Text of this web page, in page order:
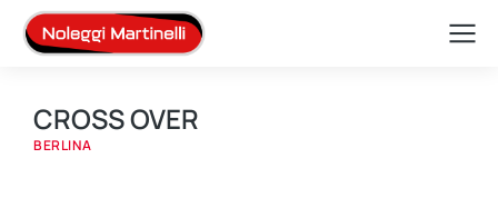
CROSS OVER
BERLINA